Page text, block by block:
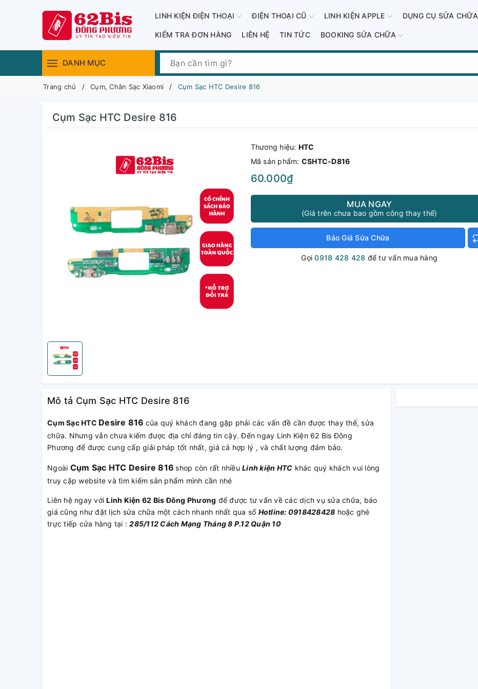
LINH KIỆN ĐIỆN THOẠI ĐIỆN THOẠI CŨ LINH KIỆN APPLE DỤNG CỤ SỬA CHỮA
KIỂM TRA ĐƠN HÀNG LIÊN HỆ TIN TỨC BOOKING SỬA CHỮA
DANH MỤC
Trang chủ Cụm, Chân Sạc Xiaomi Cụm Sạc HTC Desire 816
Cụm Sạc HTC Desire 816
Thương hiệu: HTC
Mã sản phẩm: CSHTC-D816
60.000₫
MUA NGAY
(Giá trên chưa bao gồm công thay thế)
Báo Giá Sửa Chữa
Gọi0918 428 428 để tư vấn mua hàng
Mô tả Cụm Sạc HTC Desire 816
Cụm Sạc HTC Desire 816 của quý khách đang gặp phải các vấn đề cần được thay thế, sửa
chữa. Nhưng vẫn chưa kiếm được địa chỉ đáng tin cậy. Đến ngay Linh Kiện 62 Bis Đông
Phương để được cung cấp giải pháp tốt nhất, giá cả hợp lý , và chất lượng đảm bảo.
Ngoài Cụm Sạc HTC Desire 816 shop còn rất nhiều Linh kiện HTC khác quý khách vui lòng
truy cập website và tìm kiếm sản phẩm mình cần nhé
Liên hệ ngay vớiLinh Kiện 62 Bis Đông Phương để được tư vấn về các dịch vụ sửa chữa, báo
giá cũng như đặt lịch sửa chữa một cách nhanh nhất qua số Hotline: 0918428428 hoặc ghé
trực tiếp cửa hàng tại :285/112 Cách Mạng Tháng 8 P.12 Quận 10